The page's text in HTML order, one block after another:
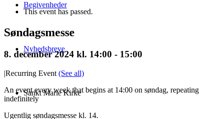
Begivenheder
Nyhedsbreve
Sankt Marie Kirke
This event has passed.
Søndagsmesse
8. december 2024 kl. 14:00 - 15:00
|Recurring Event (See all)
An event every week that begins at 14:00 on søndag, repeating
indefinitely
Ugentlig søndagsmesse kl. 14.